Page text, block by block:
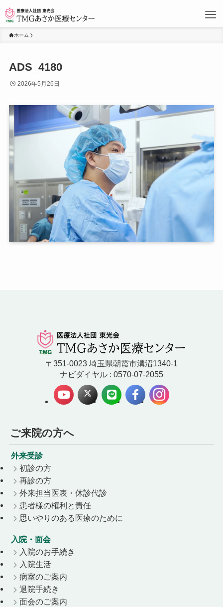
ホーム
ADS_4180
2026年5月26日
〒351-0023 埼玉県朝霞市溝沼1340-1
ナビダイヤル : 0570-07-2055
ご来院の方へ
外来受診
初診の方
再診の方
外来担当医表・休診代診
患者様の権利と責任
思いやりのある医療のために
入院・面会
入院のお手続き
入院生活
病室のご案内
退院手続き
面会のご案内